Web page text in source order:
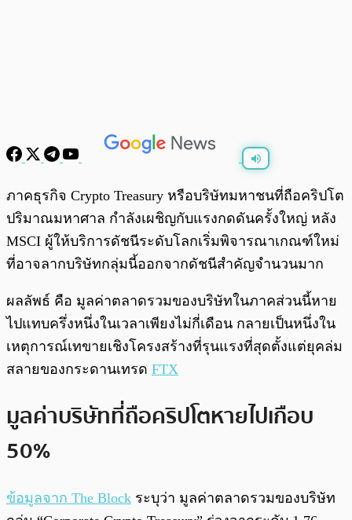
พร้อมเล่น 0:00 / 0:00
ภาคธุรกิจ Crypto Treasury หรือบริษัทมหาชนที่ถือคริปโต
ปริมาณมหาศาล กำลังเผชิญกับแรงกดดันครั้งใหญ่ หลัง
MSCI ผู้ให้บริการดัชนีระดับโลกเริ่มพิจารณาเกณฑ์ใหม่
ที่อาจลากบริษัทกลุ่มนี้ออกจากดัชนีสำคัญจำนวนมาก
ผลลัพธ์ คือ มูลค่าตลาดรวมของบริษัทในภาคส่วนนี้หาย
ไปแทบครึ่งหนึ่งในเวลาเพียงไม่กี่เดือน กลายเป็นหนึ่งใน
เหตุการณ์เทขายเชิงโครงสร้างที่รุนแรงที่สุดตั้งแต่ยุคล่ม
สลายของกระดานเทรด FTX
มูลค่าบริษัทที่ถือคริปโตหายไปเกือบ
50%
ข้อมูลจาก The Block ระบุว่า มูลค่าตลาดรวมของบริษัท